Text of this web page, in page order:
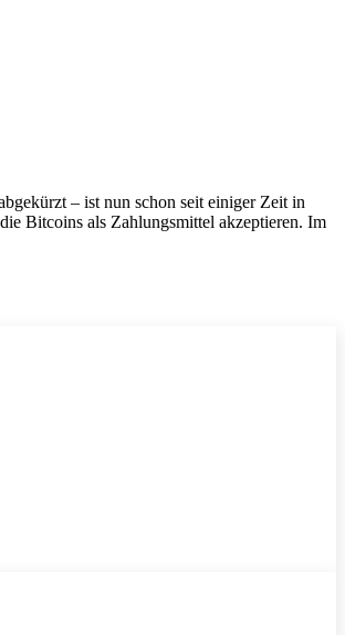
– ist nun schon seit einiger Zeit in
Bitcoins als Zahlungsmittel akzeptieren. Im